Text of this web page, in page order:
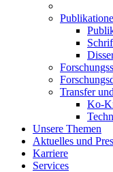
Transfer
Ko-
Unsere Themen
Aktuelles und
Karriere
Services